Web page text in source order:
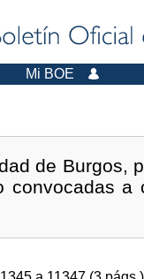
Mi BOE
de Burgos,
a